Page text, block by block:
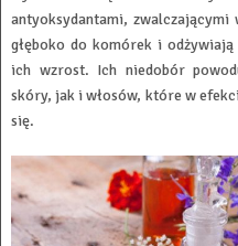
antyoksydantami,
głęboko do komórek i
ich wzrost. Ich niedobór
skóry, jak i włosów, które w
się.